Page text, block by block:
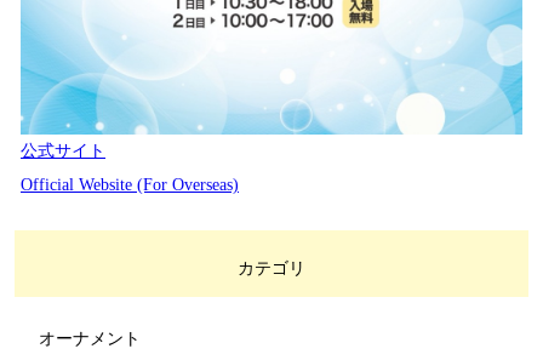
公式サイト
Official Website (For Overseas)
カテゴリ
オーナメント